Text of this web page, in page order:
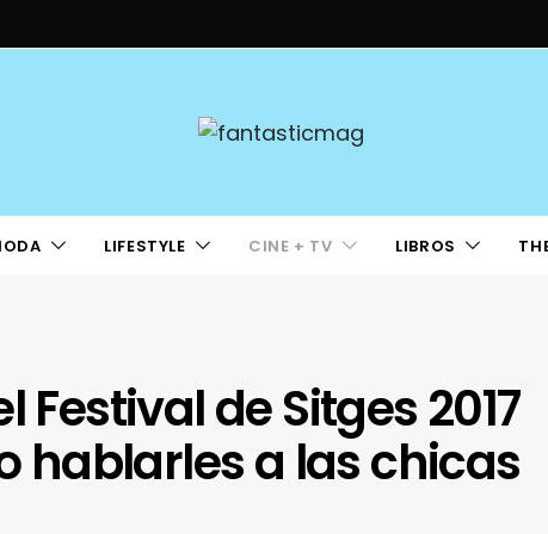
LIFESTYLE CINE + TV LIBROS
Festival de Sitges 2017
hablarles a las chicas